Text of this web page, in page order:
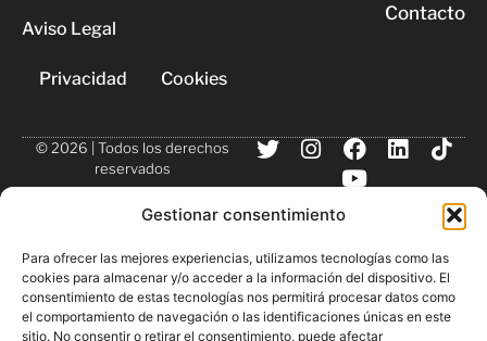
Gestionar consentimiento
Para ofrecer las mejores experiencias, utilizamos tecnologías como las
cookies para almacenar y/o acceder a la información del dispositivo. El
consentimiento de estas tecnologías nos permitirá procesar datos como
el comportamiento de navegación o las identificaciones únicas en este
sitio. No consentir o retirar el consentimiento, puede afectar
Aviso Legal
Privacidad Cookies
Contacto
© 2026 | Todos los derechos
reservados